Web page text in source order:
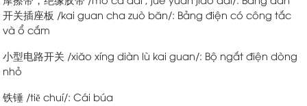
开关插座板 /kai guan cha zuò băn/: Bảng điện có công tắc
và ổ cắm
小型电路开关 /xiăo xíng diàn lù kai guan/: Bộ ngắt điện dòng
nhỏ
铁锤 /tiĕ chuí/: Cái búa